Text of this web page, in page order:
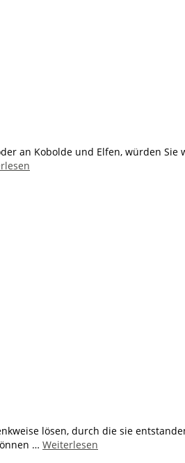
an Kobolde und Elfen, würden
lösen, durch die sie
… Weiterlesen